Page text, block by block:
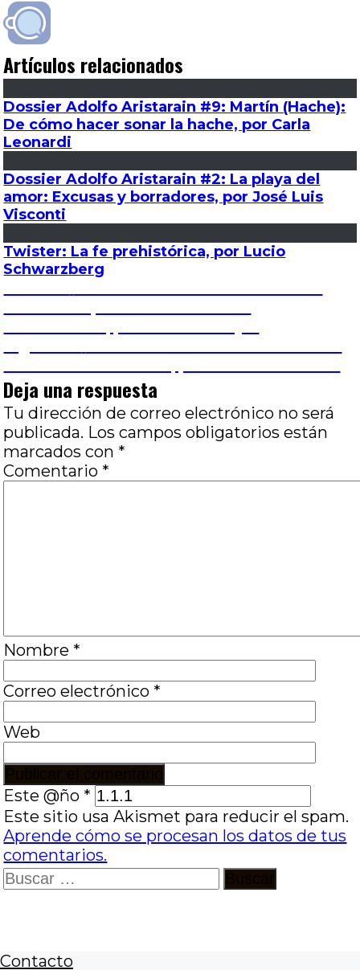
Artículos relacionados
Dossier Adolfo Aristarain #9: Martín (Hache):
De cómo hacer sonar la hache, por Carla
Leonardi
Dossier Adolfo Aristarain #2: La playa del
amor: Excusas y borradores, por José Luis
Visconti
Twister: La fe prehistórica, por Lucio
Schwarzberg
Navegación
de
entradas
Deja una respuesta
Tu dirección de correo electrónico no será
publicada. Los campos obligatorios están
marcados con *
Comentario *
Nombre *
Correo electrónico *
Web
Este @ño *
Este sitio usa Akismet para reducir el spam.
Aprende cómo se procesan los datos de tus
comentarios.
Buscar:
Contacto